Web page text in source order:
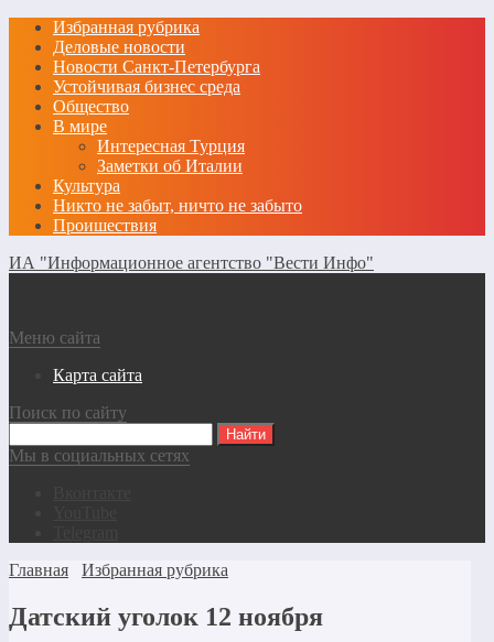
Избранная рубрика
Деловые новости
Новости Санкт-Петербурга
Устойчивая бизнес среда
Общество
В мире
Интересная Турция
Заметки об Италии
Культура
Никто не забыт, ничто не забыто
Проишествия
ИА "Информационное агентство "Вести Инфо"
Меню сайта
Карта сайта
Поиск по сайту
Мы в социальных сетях
Главная
Избранная рубрика
Датский уголок 12 ноября